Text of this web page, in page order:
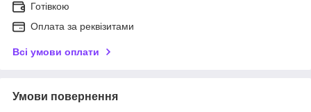
Готівкою
Оплата за реквізитами
Всі умови оплати
Умови повернення